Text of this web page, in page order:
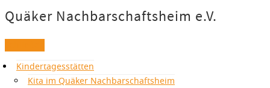
Quäker Nachbarschaftsheim e.V.
Kindertagesstätten
Kita im Quäker Nachbarschaftsheim